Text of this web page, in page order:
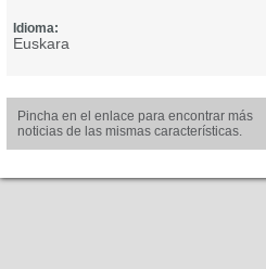
Idioma:
Euskara
Pincha en el enlace para encontrar más
noticias de las mismas características.